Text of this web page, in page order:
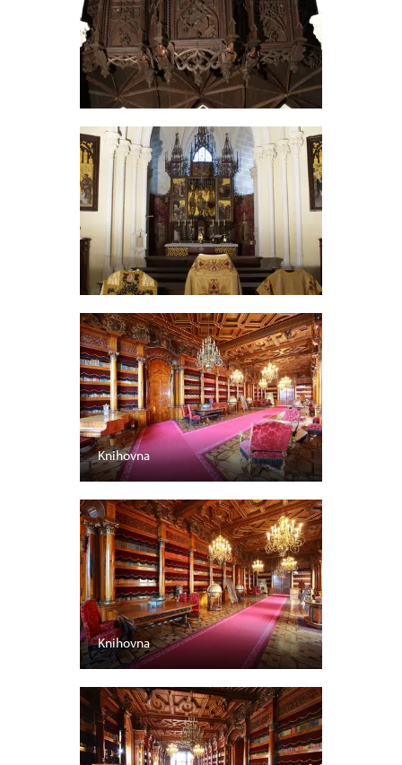
Knihovna
Knihovna